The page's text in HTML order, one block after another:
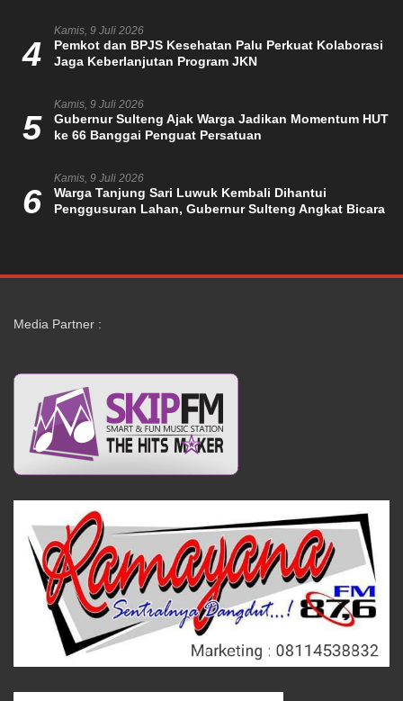
4
Kamis, 9 Juli 2026
Pemkot dan BPJS Kesehatan Palu Perkuat Kolaborasi
Jaga Keberlanjutan Program JKN
5
Kamis, 9 Juli 2026
Gubernur Sulteng Ajak Warga Jadikan Momentum HUT
ke 66 Banggai Penguat Persatuan
6
Kamis, 9 Juli 2026
Warga Tanjung Sari Luwuk Kembali Dihantui
Penggusuran Lahan, Gubernur Sulteng Angkat Bicara
Media Partner :